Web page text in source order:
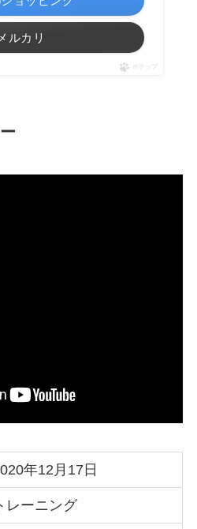
メルカリ
ポチップ
年12月17日
レーニング